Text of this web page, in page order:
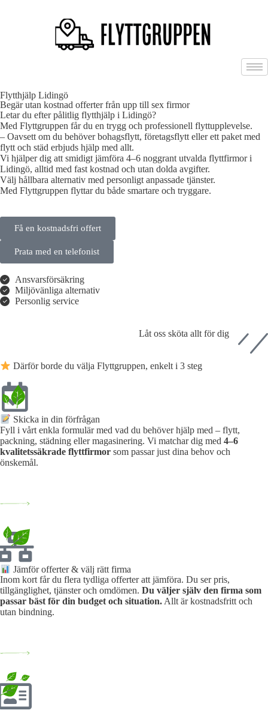
Flytthjälp Lidingö
Begär utan kostnad offerter från upp till sex firmor
Letar du efter pålitlig flytthjälp i Lidingö?
Med Flyttgruppen får du en trygg och professionell flyttupplevelse.
– Oavsett om du behöver bohagsflytt, företagsflytt eller ett paket med
flytt och städ erbjuds hjälp med allt.
Vi hjälper dig att smidigt jämföra 4–6 noggrant utvalda flyttfirmor i
Lidingö, alltid med fast kostnad och utan dolda avgifter.
Välj hållbara alternativ med personligt anpassade tjänster.
Med Flyttgruppen flyttar du både smartare och tryggare.
Få en kostnadsfri offert
Prata med en telefonist
Ansvarsförsäkring
Miljövänliga alternativ
Personlig service
Låt oss sköta allt för dig
Därför borde du välja Flyttgruppen, enkelt i 3 steg
Skicka in din förfrågan
Fyll i vårt enkla formulär med vad du behöver hjälp med – flytt,
packning, städning eller magasinering. Vi matchar dig med 4–6
kvalitetssäkrade flyttfirmor som passar just dina behov och
önskemål.
Jämför offerter & välj rätt firma
Inom kort får du flera tydliga offerter att jämföra. Du ser pris,
tillgänglighet, tjänster och omdömen. Du väljer själv den firma som
passar bäst för din budget och situation. Allt är kostnadsfritt och
utan bindning.